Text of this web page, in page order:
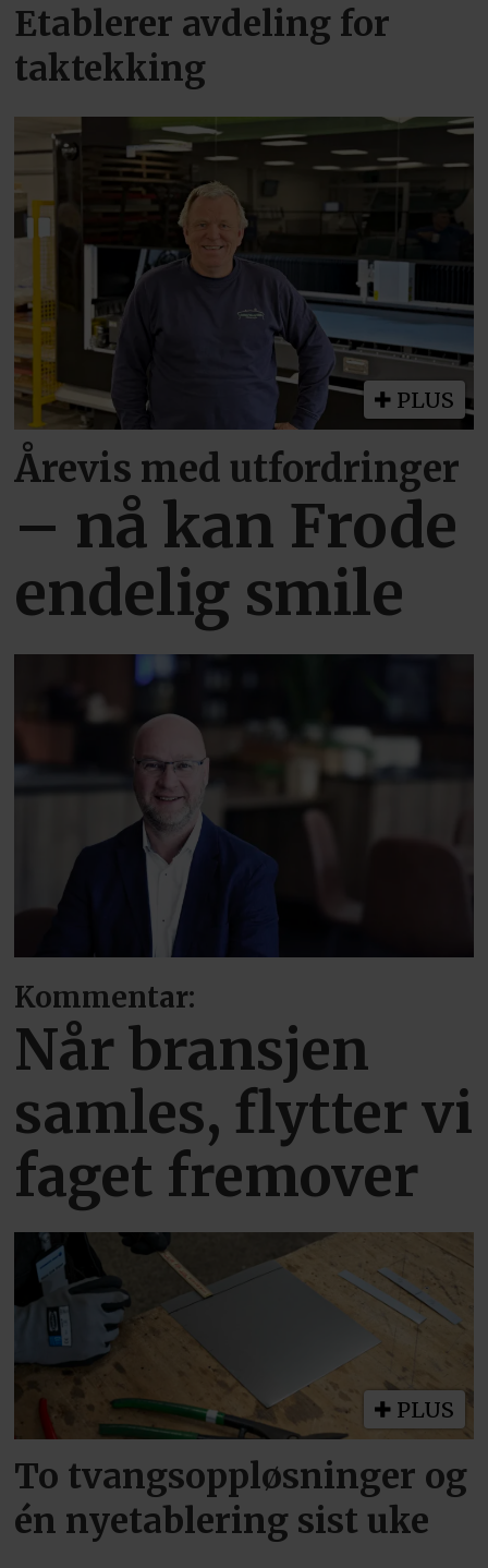
Etablerer avdeling for
taktekking
PLUS
Årevis med utfordringer
– nå kan Frode
endelig smile
Kommentar:
Når bransjen
samles, flytter vi
faget fremover
PLUS
To tvangsoppløsninger og
én nyetablering sist uke